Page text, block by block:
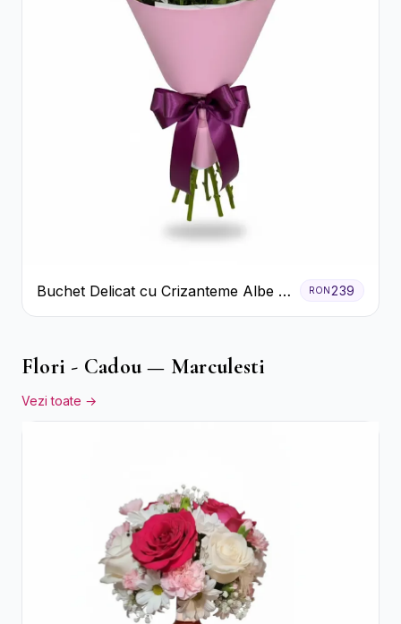
Buchet Delicat cu Crizanteme Albe și
Mov
RON239
Flori - Cadou — Marculesti
Vezi toate →